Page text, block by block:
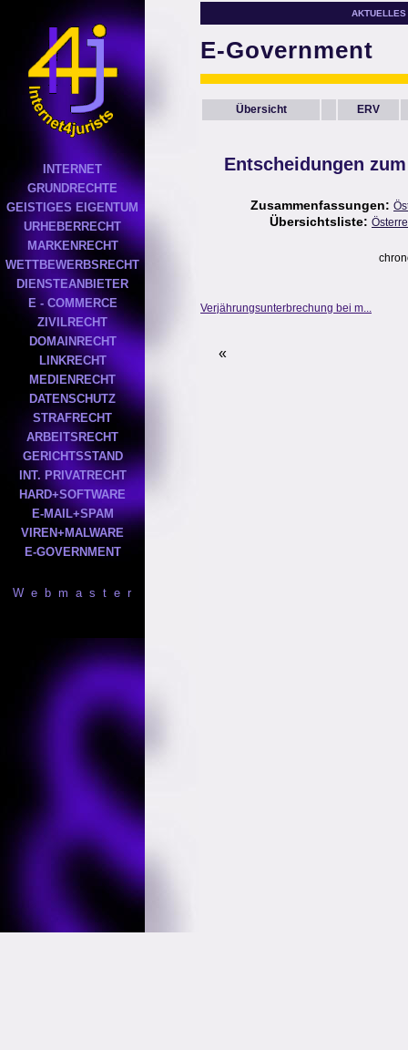
INTERNET
GRUNDRECHTE
GEISTIGES EIGENTUM
URHEBERRECHT
MARKENRECHT
WETTBEWERBSRECHT
DIENSTEANBIETER
E - COMMERCE
ZIVILRECHT
DOMAINRECHT
LINKRECHT
MEDIENRECHT
DATENSCHUTZ
STRAFRECHT
ARBEITSRECHT
GERICHTSSTAND
INT. PRIVATRECHT
HARD+SOFTWARE
E-MAIL+SPAM
VIREN+MALWARE
E-GOVERNMENT
W e b m a s t e r
AKTUELLES
E-Government
Übersicht ERV
Entscheidungen
Zusammenfassungen:
Übersichtsliste:
Verjährungsunterbrechung bei m...
«